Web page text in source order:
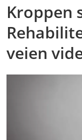
Kroppen
veien